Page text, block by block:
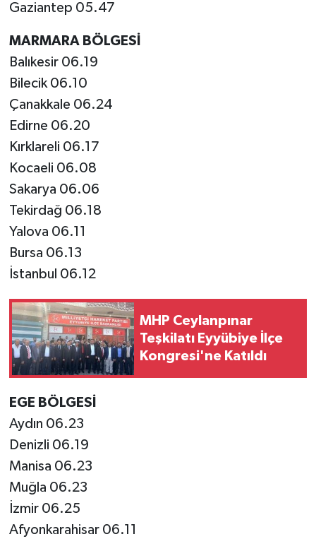
Gaziantep 05.47
MARMARA BÖLGESİ
Balıkesir 06.19
Bilecik 06.10
Çanakkale 06.24
Edirne 06.20
Kırklareli 06.17
Kocaeli 06.08
Sakarya 06.06
Tekirdağ 06.18
Yalova 06.11
Bursa 06.13
İstanbul 06.12
MHP Ceylanpınar
Teşkilatı Eyyübiye İlçe
Kongresi'ne Katıldı
EGE BÖLGESİ
Aydın 06.23
Denizli 06.19
Manisa 06.23
Muğla 06.23
İzmir 06.25
Afyonkarahisar 06.11